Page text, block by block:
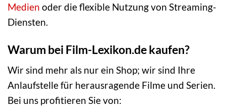
Medien oder die flexible Nutzung von Streaming-
Diensten.
Warum bei Film-Lexikon.de kaufen?
Wir sind mehr als nur ein Shop; wir sind Ihre
Anlaufstelle für herausragende Filme und Serien.
Bei uns profitieren Sie von: